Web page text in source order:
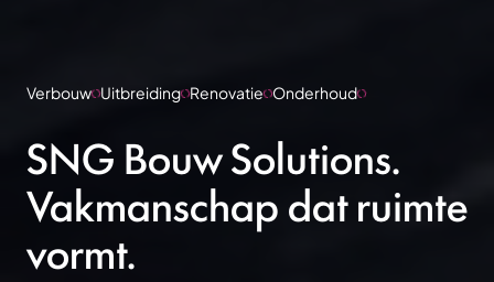
Verbouw Uitbreiding Renovatie Onderhoud
SNG Bouw Solutions.
Vakmanschap dat ruimte
vormt.